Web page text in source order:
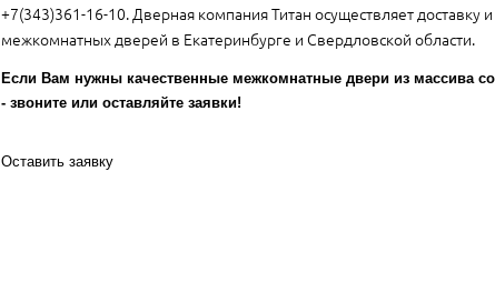
+7(343)361-16-10. Дверная компания Титан осуществляет доставку
межкомнатных дверей в Екатеринбурге и Свердловской области.
Если Вам нужны качественные межкомнатные двери из массива
- звоните или оставляйте заявки!
Оставить заявку